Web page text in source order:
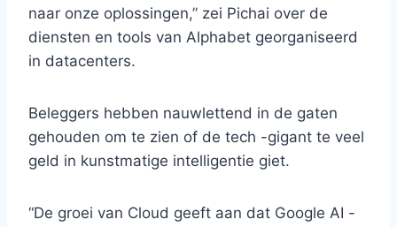
naar onze oplossingen,” zei Pichai over de
diensten en tools van Alphabet georganiseerd
in datacenters.
Beleggers hebben nauwlettend in de gaten
gehouden om te zien of de tech -gigant te veel
geld in kunstmatige intelligentie giet.
“De groei van Cloud geeft aan dat Google AI -